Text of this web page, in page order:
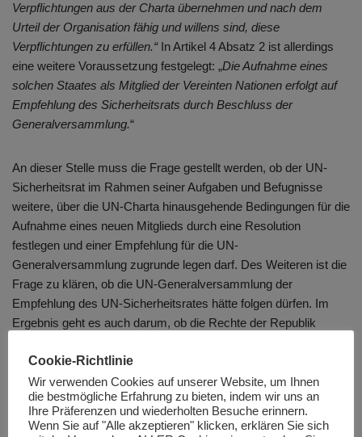
Verpflichtungen aus der Charta übernehmen und nach dem
Urteil der Organisation fähig und willens sind, diese
Verpflichtungen zu erfüllen.“In Artikel 4 Absatz 2 ist allerdings
eine weitere Voraussetzung festgelegt: „Die Aufnahme eines
solchen Staates als Mitglied der Vereinten Nationen erfolgt auf
Empfehlung des Sicherheitsrats durch Beschluss der
Generalversammlung.“
An dieser Stelle muss die Frage gestellt werden, ob der UN-
Sicherheitsrat im Rahmen seiner Aufgaben und Befugnisse
weitere, über die UN-Charta hinausgehende Bedingungen für die
Aufnahme eines neuen Mitglieds durch eine Resolution
festlegen und einer Empfehlung für die UN-
Generalversammlung zugrunde legen darf. Des Weiteren ist die
Frage zu klären, ob die UN-Generalversammlung der
Empfehlung des UN-Sicherheitsrates hätte folgen dürfen. Im
Ergebnis geht es auch darum, ob die Rechte der Republik
am Völkerrecht durch die UN verletzt worden sind und ob dies
im Rahmen des Internationalen Gerichtshofes (IGH)
überprüfbar bzw. angreifbar ist.
Cookie-Richtlinie
Wir verwenden Cookies auf unserer Website, um Ihnen
die bestmögliche Erfahrung zu bieten, indem wir uns an
Ihre Präferenzen und wiederholten Besuche erinnern.
Wenn Sie auf "Alle akzeptieren" klicken, erklären Sie sich